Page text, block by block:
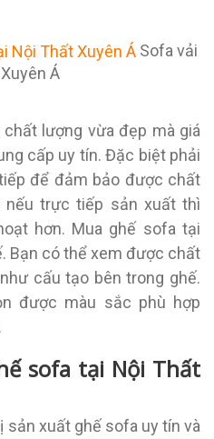
Sofa vải
Á
lượng vừa đẹp mà giá
cấp uy tín. Đặc biệt phải
để đảm bảo được chất
nếu trực tiếp sản xuất thì
hơn. Mua ghế sofa tại
Bạn có thể xem được chất
cấu tạo bên trong ghế.
được màu sắc phù hợp
sofa tại Nội Thất
sản xuất ghế sofa uy tín và